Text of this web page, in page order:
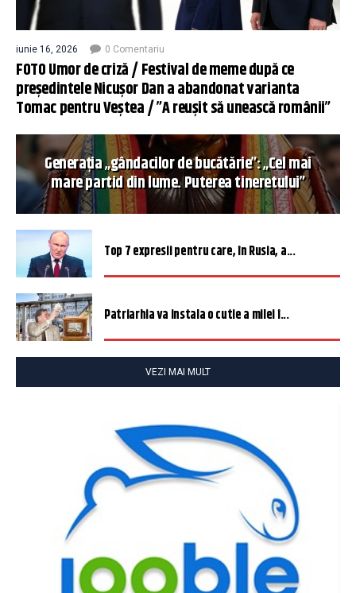
iunie 16, 2026 0 Comentariu
FOTO Umor de criză / Festival de meme după ce
președintele Nicușor Dan a abandonat varianta
Tomac pentru Veștea / ”A reușit să unească românii”
Generația „gândacilor de bucătărie”: „Cel mai
mare partid din lume. Puterea tineretului”
Top 7 expresii pentru care, în Rusia, a...
Patriarhia va instala o cutie a milei î...
VEZI MAI MULT